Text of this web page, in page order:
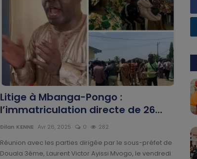
Litige à Mbanga-Pongo :
l’immatriculation directe de 26...
Dilan KENNE Avr 26, 2025 0 282
Réunion avec les parties dirigée par le sous-préfet de
Douala 3ème, Laurent Victor Ayissi Mvogo, le vendredi